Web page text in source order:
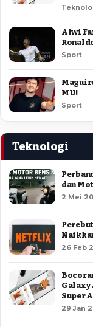
Alwi
Sport
MU!
Sport
Teknologi
dan
2 Mei
26 Feb
Galaxy
Super
29 Jan